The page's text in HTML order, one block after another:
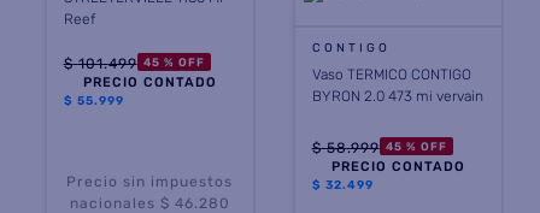
Reef
$ 101.499 45 % OFF
PRECIO CONTADO
$ 55.999
Precio sin impuestos
nacionales $ 46.280
CONTIGO
Vaso TERMICO CONTIGO
BYRON 2.0 473 mi vervain
$ 58.999 45 % OFF
PRECIO CONTADO
$ 32.499